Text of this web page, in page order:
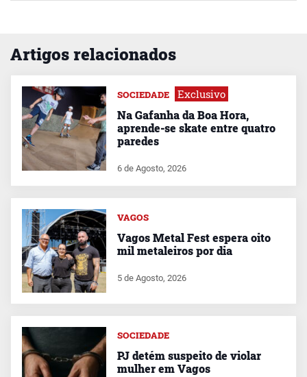
Artigos relacionados
SOCIEDADE Exclusivo
Na Gafanha da Boa Hora,
aprende-se skate entre quatro
paredes
6 de Agosto, 2026
VAGOS
Vagos Metal Fest espera oito
mil metaleiros por dia
5 de Agosto, 2026
SOCIEDADE
PJ detém suspeito de violar
mulher em Vagos